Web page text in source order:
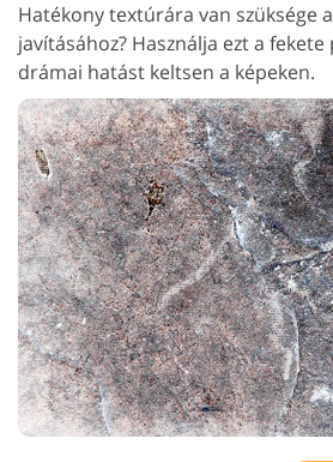
Hatékony textúrára van szüksége
javításához? Használja ezt a
drámai hatást keltsen a képeken.